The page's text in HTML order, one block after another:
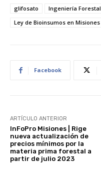
glifosato
Ingeniería Forestal
Ley de Bioinsumos en Misiones
Facebook
ARTÍCULO ANTERIOR
InFoPro Misiones | Rige
nueva actualización de
precios mínimos por la
materia prima forestal a
partir de julio 2023